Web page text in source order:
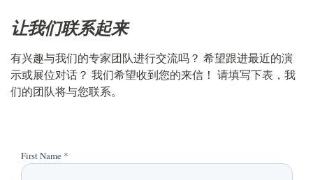
让我们联系起来
有兴趣与我们的专家团队进行交流吗？ 希望跟进最近的演
示或展位对话？ 我们希望收到您的来信！ 请填写下表，我
们的团队将与您联系。